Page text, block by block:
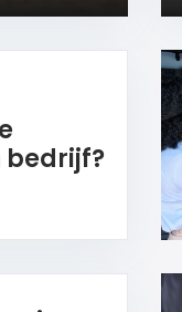
bedrijf?